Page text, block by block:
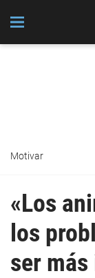
Motivar
«Los
los
ser